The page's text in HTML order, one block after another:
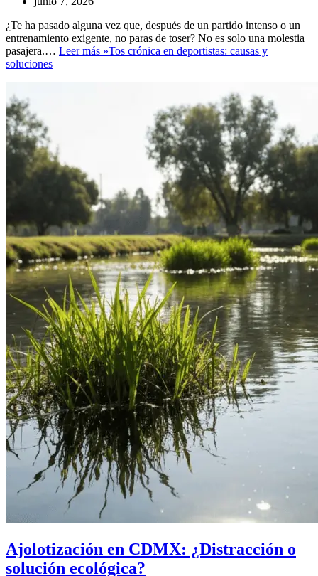
¿Te ha pasado alguna vez que, después de un partido intenso o un
entrenamiento exigente, no paras de toser? No es solo una molestia
pasajera.… Leer más »Tos crónica en deportistas: causas y
soluciones
Ajolotización en CDMX: ¿Distracción o
solución ecológica?